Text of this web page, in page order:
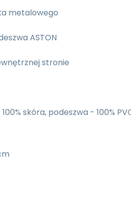
metalowego
ASTON
stronie
skóra, podeszwa - 100%